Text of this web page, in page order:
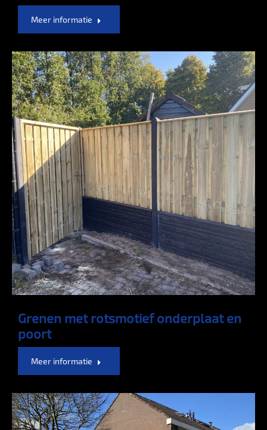
Meer informatie
Grenen met rotsmotief onderplaat en
poort
Meer informatie